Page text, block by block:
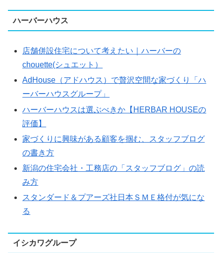
ハーバーハウス
店舗併設住宅について考えたい｜ハーバーの
chouette(シュエット）
AdHouse（アドハウス）で贅沢空間な家づくり「ハ
ーバーハウスグループ」
ハーバーハウスは選ぶべきか【HERBAR HOUSEの
評価】
家づくりに興味がある顧客を掴む、スタッフブログ
の書き方
新潟の住宅会社・工務店の「スタッフブログ」の読
み方
スタンダード＆プアーズ社日本ＳＭＥ格付が気にな
る
イシカワグループ